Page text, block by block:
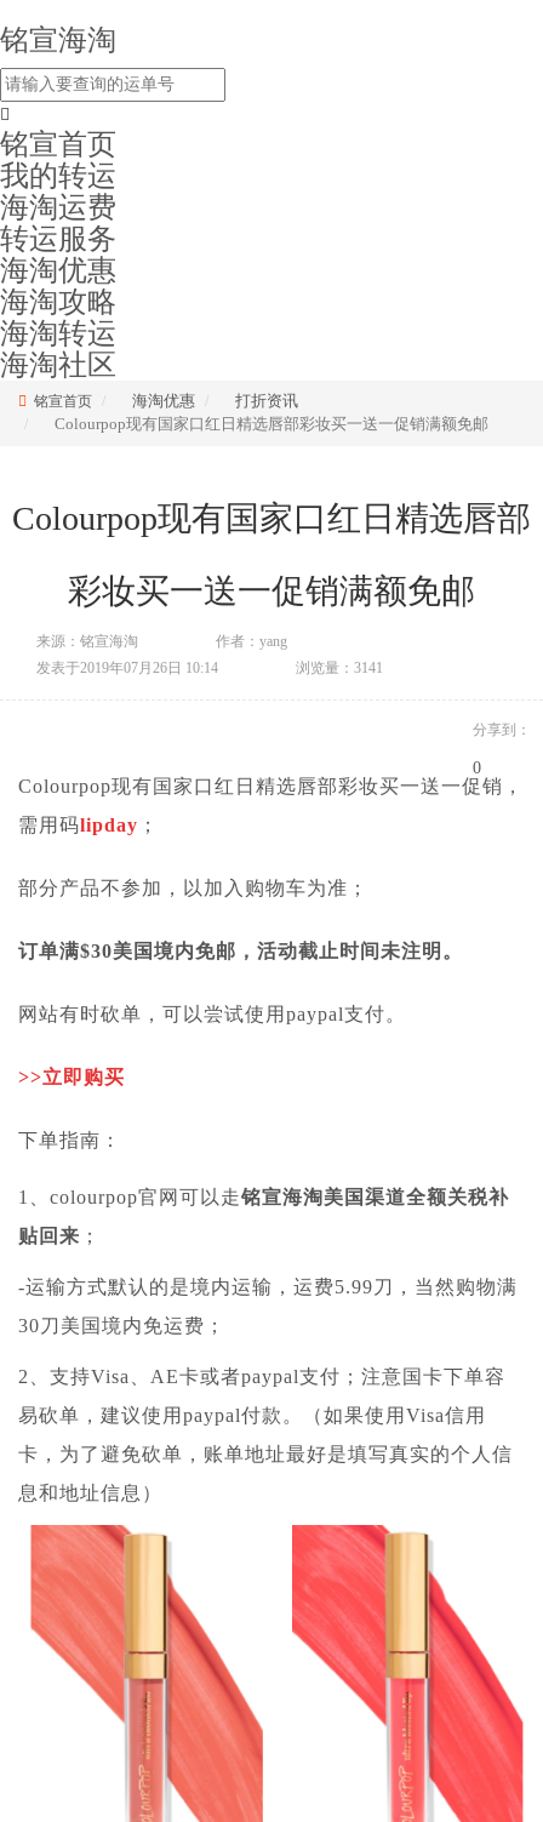
铭宣海淘
铭宣首页
我的转运
海淘运费
转运服务
海淘优惠
海淘攻略
海淘转运
海淘社区
铭宣首页 海淘优惠
打折资讯
Colourpop现有国家口红日精选唇部彩妆买一送一促销满额免邮
Colourpop现有国家口红日精选唇部
彩妆买一送一促销满额免邮
来源：铭宣海淘
作者：yang
发表于2019年07月26日 10:14
浏览量：3141
分享到：
0
Colourpop现有国家口红日精选唇部彩妆买一送一促销，
需用码lipday ；
部分产品不参加，以加入购物车为准；
订单满$30美国境内免邮，活动截止时间未注明。
网站有时砍单，可以尝试使用paypal支付。
>>立即购买
下单指南：
1、colourpop官网 可以走铭宣海淘美国渠道全额关税补
贴回来 ；
-运输方式默认的是境内运输，运费5.99刀，当然购物满
30刀美国境内免运费；
2、支持Visa、AE卡或者paypal支付；注意国卡下单容
易砍单，建议使用paypal付款。（如果使用Visa信用
卡，为了避免砍单，账单地址最好是填写真实的个人信
息和地址信息）